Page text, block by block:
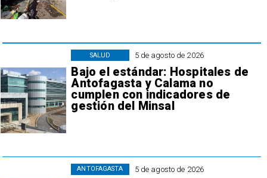
5 de agosto de 2026
Bajo el estándar: Hospitales de
Antofagasta y Calama no
cumplen con indicadores de
gestión del Minsal
SALUD
5 de agosto de 2026
ANTOFAGASTA